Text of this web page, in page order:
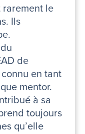
le
Ils
de
connu en tant
mentor.
à sa
toujours
qu’elle